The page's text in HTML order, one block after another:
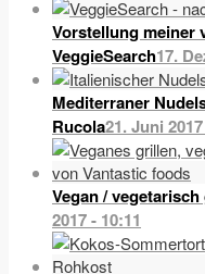
Vorstellung meiner
VeggieSearch17.
Mediterraner
Rucola21. Juni
Vegan /
2017 - 10:11